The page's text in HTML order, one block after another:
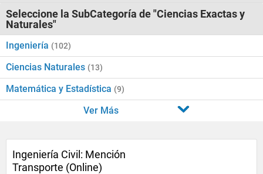
Seleccione la SubCategoría de "Ciencias Exactas y
Naturales"
Ingeniería (102)
Ciencias Naturales (13)
Matemática y Estadística (9)
Ver Más
Ingeniería Civil: Mención
Transporte (Online)